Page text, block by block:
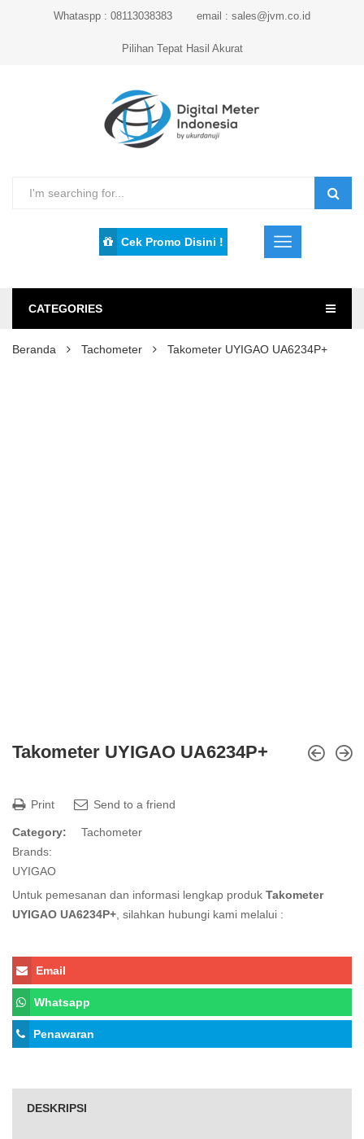
Whataspp : 08113038383 email : sales@jvm.co.id
Pilihan Tepat Hasil Akurat
Cek Promo Disini !
CATEGORIES
Beranda Tachometer Takometer UYIGAO UA6234P+
Takometer UYIGAO UA6234P+
Print Send to a friend
Category:
Tachometer
Brands:
UYIGAO
Untuk pemesanan dan informasi lengkap produk Takometer
UYIGAO UA6234P+ , silahkan hubungi kami melalui :
Email
Whatsapp
Penawaran
DESKRIPSI